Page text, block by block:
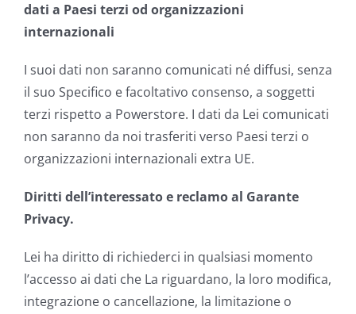
dati a Paesi terzi od organizzazioni
internazionali
I suoi dati non saranno comunicati né diffusi, senza
il suo Specifico e facoltativo consenso, a soggetti
terzi rispetto a Powerstore. I dati da Lei comunicati
non saranno da noi trasferiti verso Paesi terzi o
organizzazioni internazionali extra UE.
Diritti dell’interessato e reclamo al Garante
Privacy.
Lei ha diritto di richiederci in qualsiasi momento
l’accesso ai dati che La riguardano, la loro modifica,
integrazione o cancellazione, la limitazione o